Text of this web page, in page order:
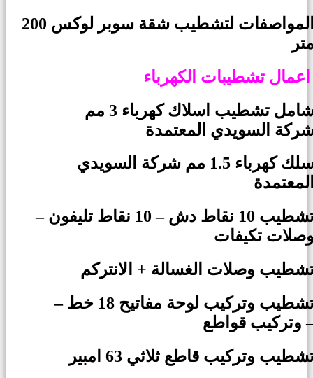
المواصفات لتشطيب شقة سوبر لوكس 200
شامل تشطيب اسلاك كهرباء 3 مم
السويدي المعتمدة
سلك كهرباء 1.5 مم شركة السويدي
تشطيب 10 نقاط دش – 10 نقاط تليفون –
تكيفات
وصلات الغسالة + الانتركم
تشطيب وتركيب لوحة مفاتيح 18 خط –
قواطع –
وتركيب قاطع ثلاثي 63 امبير